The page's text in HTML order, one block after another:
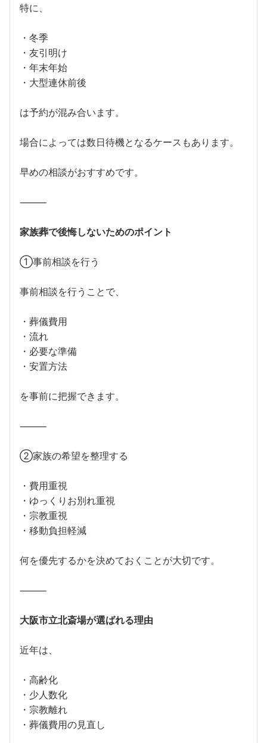
特に、
・冬季
・友引明け
・年末年始
・大型連休前後
は予約が混み合います。
場合によっては数日待機となるケースもあります。
早めの相談がおすすめです。
⸻
家族葬で後悔しないためのポイント
①事前相談を行う
事前相談を行うことで、
・葬儀費用
・流れ
・必要な準備
・安置方法
を事前に把握できます。
⸻
②家族の希望を整理する
・費用重視
・ゆっくりお別れ重視
・宗教重視
・移動負担軽減
何を優先するかを決めておくことが大切です。
⸻
大阪市立北斎場が選ばれる理由
近年は、
・高齢化
・少人数化
・宗教離れ
・葬儀費用の見直し